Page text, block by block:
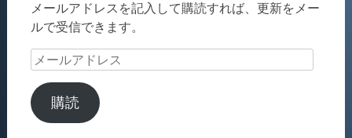
メールアドレスを記入して購読すれば、更新をメー
ルで受信できます。
メ
ル
ア
購読